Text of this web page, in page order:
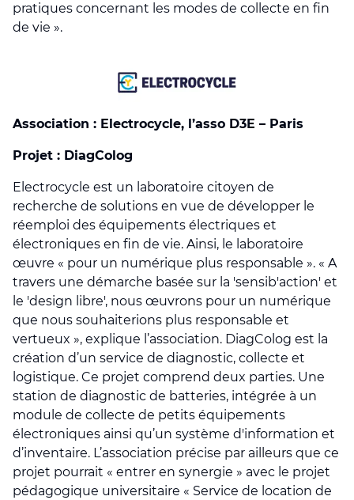
pratiques concernant les modes de collecte en fin
de vie ».
Association : Electrocycle, l’asso D3E – Paris
Projet : DiagColog
Electrocycle est un laboratoire citoyen de
recherche de solutions en vue de développer le
réemploi des équipements électriques et
électroniques en fin de vie. Ainsi, le laboratoire
œuvre « pour un numérique plus responsable ». « A
travers une démarche basée sur la 'sensib'action' et
le 'design libre', nous œuvrons pour un numérique
que nous souhaiterions plus responsable et
vertueux », explique l’association. DiagColog est la
création d’un service de diagnostic, collecte et
logistique. Ce projet comprend deux parties. Une
station de diagnostic de batteries, intégrée à un
module de collecte de petits équipements
électroniques ainsi qu’un système d'information et
d’inventaire. L’association précise par ailleurs que ce
projet pourrait « entrer en synergie » avec le projet
pédagogique universitaire « Service de location de